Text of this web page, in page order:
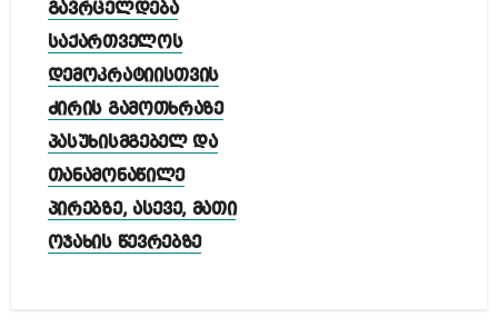
გავრცელდება
საქართველოს
დემოკრატიისთვის
ძირის გამოთხრაზე
პასუხისმგებელ და
თანამონაწილე
პირებზე, ასევე, მათი
ოჯახის წევრებზე